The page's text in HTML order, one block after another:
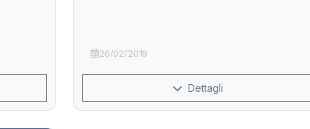
26/02/2019
Dettagli